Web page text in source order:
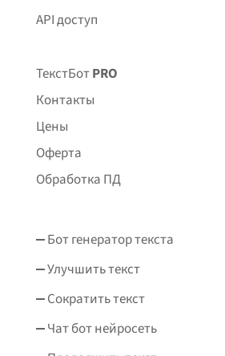
API доступ
ТекстБотPRO
Контакты
Цены
Оферта
Обработка ПД
Бот генератор текста
Улучшить текст
Сократить текст
Чат бот нейросеть